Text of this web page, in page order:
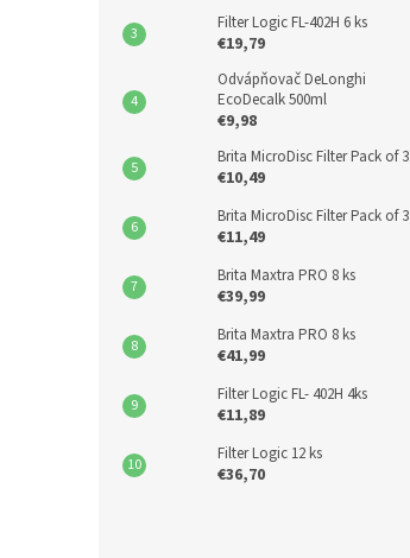
Filter Logic FL-402H 6 ks
€19,79
Odvápňovač DeLonghi
EcoDecalk 500ml
€9,98
Brita MicroDisc Filter Pack of 3
€10,49
Brita MicroDisc Filter Pack of 3
€11,49
Brita Maxtra PRO 8 ks
€39,99
Brita Maxtra PRO 8 ks
€41,99
Filter Logic FL- 402H 4ks
€11,89
Filter Logic 12 ks
€36,70